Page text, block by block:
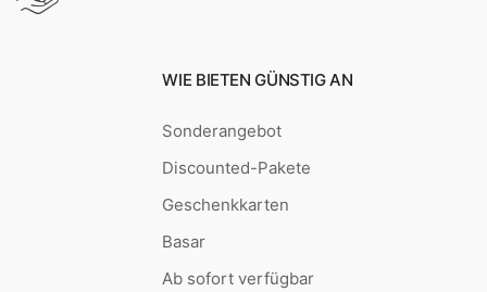
WIE BIETEN GÜNSTIG AN
Sonderangebot
Discounted-Pakete
Geschenkkarten
Basar
Ab sofort verfügbar